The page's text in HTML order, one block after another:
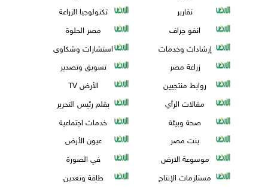
تقارير
تكنولوجيا الزراعة
انفو جراف
مصر الحلوة
إرشادات وخدمات
استشارات وشكاوى
زراعة مصر
تسويق وتصدير
روابط منتجيين
الأرض TV
مقالات الرأي
بقلم رئيس التحرير
صحة وبيئة
خدمات اجتماعية
بنت مصر
عيون الأرض
موسوعة الارض
في الصورة
مستلزمات الإنتاج
طاقة وتعدين